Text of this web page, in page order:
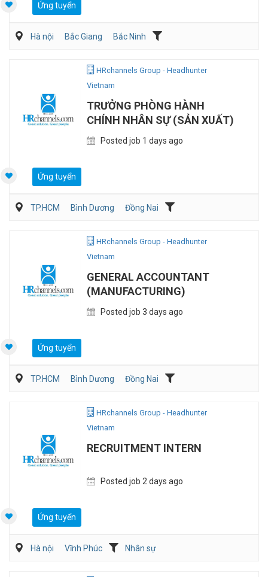
Ứng tuyển
Hà nội Bắc Giang
Bắc Ninh
HRchannels Group - Headhunter
Vietnam
TRƯỞNG PHÒNG HÀNH
CHÍNH NHÂN SỰ (SẢN XUẤT)
Posted job 1 days ago
Ứng tuyển
TP.HCM Bình Dương
Đồng Nai
HRchannels Group - Headhunter
Vietnam
GENERAL ACCOUNTANT
(MANUFACTURING)
Posted job 3 days ago
Ứng tuyển
TP.HCM Bình Dương
Đồng Nai
HRchannels Group - Headhunter
Vietnam
RECRUITMENT INTERN
Posted job 2 days ago
Ứng tuyển
Hà nội Vĩnh Phúc Nhân sự